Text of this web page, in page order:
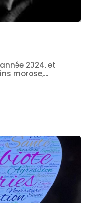
2024, et
morose,…